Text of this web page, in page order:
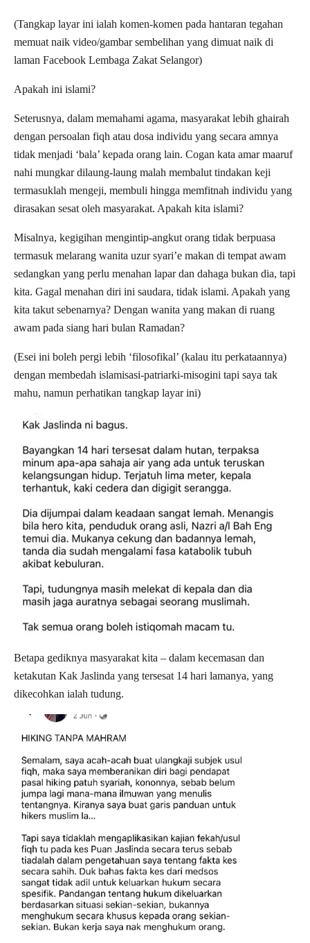
(Tangkap layar ini ialah komen-komen pada hantaran tegahan
memuat naik video/gambar sembelihan yang dimuat naik di
laman Facebook Lembaga Zakat Selangor)
Apakah ini islami?
Seterusnya, dalam memahami agama, masyarakat lebih ghairah
dengan persoalan fiqh atau dosa individu yang secara amnya
tidak menjadi ‘bala’ kepada orang lain. Cogan kata amar maaruf
nahi mungkar dilaung-laung malah membalut tindakan keji
termasuklah mengeji, membuli hingga memfitnah individu yang
dirasakan sesat oleh masyarakat. Apakah kita islami?
Misalnya, kegigihan mengintip-angkut orang tidak berpuasa
termasuk melarang wanita uzur syari’e makan di tempat awam
sedangkan yang perlu menahan lapar dan dahaga bukan dia, tapi
kita. Gagal menahan diri ini saudara, tidak islami. Apakah yang
kita takut sebenarnya? Dengan wanita yang makan di ruang
awam pada siang hari bulan Ramadan?
(Esei ini boleh pergi lebih ‘filosofikal’ (kalau itu perkataannya)
dengan membedah islamisasi-patriarki-misogini tapi saya tak
mahu, namun perhatikan tangkap layar ini)
Betapa gediknya masyarakat kita – dalam kecemasan dan
ketakutan Kak Jaslinda yang tersesat 14 hari lamanya, yang
dikecohkan ialah tudung.